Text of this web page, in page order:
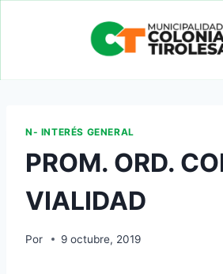
N- INTERÉS GENERAL
PROM. ORD.
VIALIDAD
Por 9 octubre, 2019